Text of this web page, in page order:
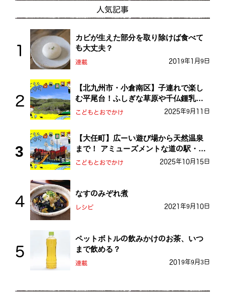
人気記事
カビが生えた部分を取り除けば食べて
も大丈夫？
連載 2019年1月9日
【北九州市・小倉南区】子連れで楽し
む平尾台！ふしぎな草原や千仏鍾乳洞
を探検しよう！
こどもとおでかけ 2025年9月11日
【大任町】広ーい遊び場から天然温泉
まで！ アミューズメントな道の駅・お
おとう桜街道
こどもとおでかけ 2025年10月15日
なすのみぞれ煮
レシピ 2021年9月10日
ペットボトルの飲みかけのお茶、いつ
まで飲める？
連載 2019年9月3日